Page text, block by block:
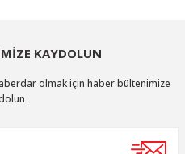
KAYDOLUN
olmak için haber bültenimize